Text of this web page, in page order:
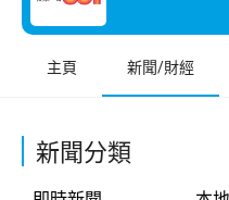
主頁 新聞/財經
新聞分類